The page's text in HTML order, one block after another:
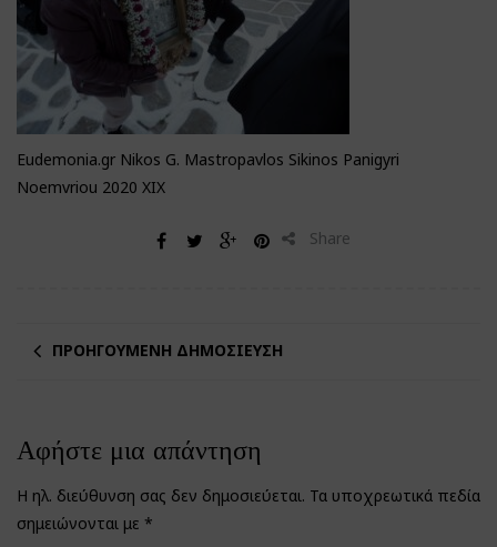
Eudemonia.gr Nikos G. Mastropavlos Sikinos Panigyri
Noemvriou 2020 XIX
Share
ΠΡΟΗΓΟΎΜΕΝΗ ΔΗΜΟΣΊΕΥΣΗ
Αφήστε μια απάντηση
Η ηλ. διεύθυνση σας δεν δημοσιεύεται. Τα υποχρεωτικά πεδία
σημειώνονται με *